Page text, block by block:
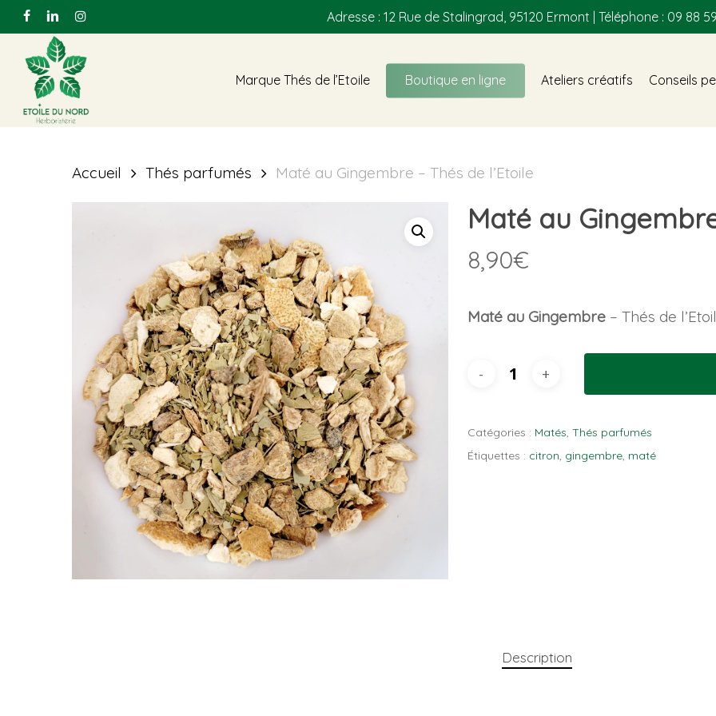
Skip
to
main
content
facebooklinkedininstagram Adresse : 12 Rue de Stalingrad, 95120 Ermont | Téléphone : 09 88 59
Hit enter to search or ESC to close
Marque Thés de l’Etoile Boutique en ligne Ateliers créatifs Conseils
Accueil Thés parfumés Maté au Gingembre – Thés de l’Etoile
Maté au
8,90€
Maté au Gingembre– Thés de
Catégories : Matés, Thés parfumés
Étiquettes : citron, gingembre, maté
Description